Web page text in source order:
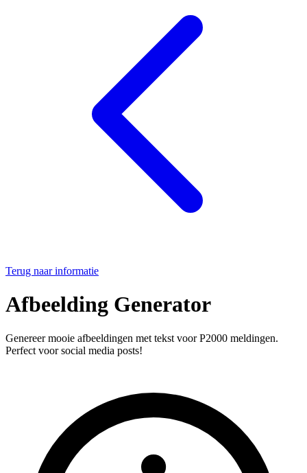
Terug naar informatie
Afbeelding Generator
Genereer mooie afbeeldingen met tekst voor P2000 meldingen.
Perfect voor social media posts!